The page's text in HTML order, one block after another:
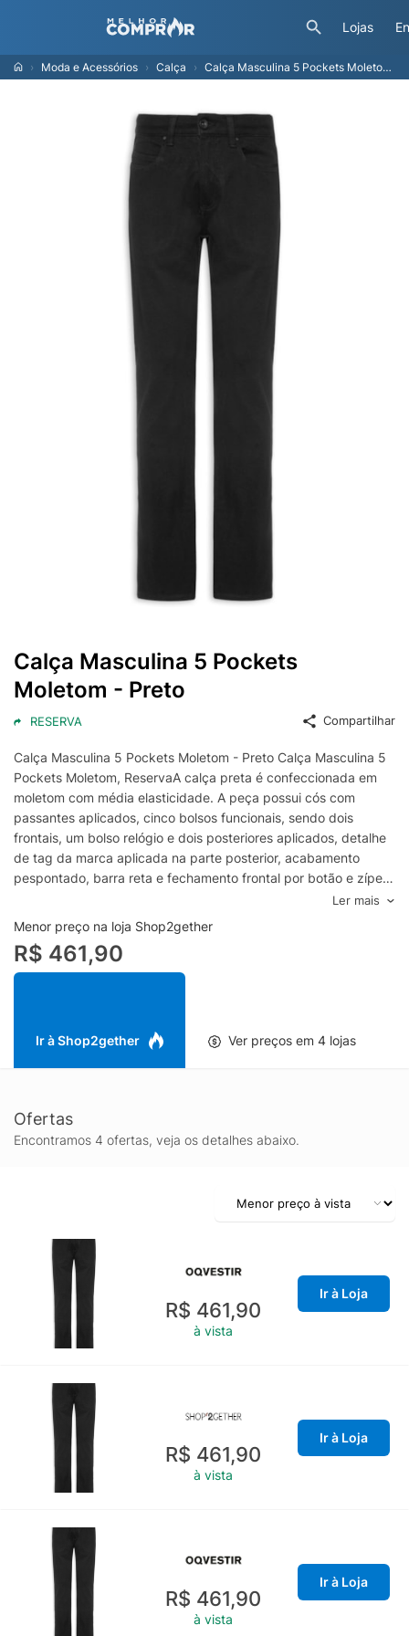
Lojas
Moda e Acessórios Calça Calça Masculina 5 Pockets Moletom - Preto
Calça Masculina 5 Pockets
Moletom - Preto
RESERVA Compartilhar
Calça Masculina 5 Pockets Moletom - Preto Calça Masculina 5
Pockets Moletom, ReservaA calça preta é confeccionada em
moletom com média elasticidade. A peça possui cós com
passantes aplicados, cinco bolsos funcionais, sendo dois
frontais, um bolso relógio e dois posteriores aplicados, detalhe
de tag da marca aplicada na parte posterior, acabamento
pespontado, barra reta e fechamento frontal por botão e zíper.-
Moletom- Média elasticidade- Cós com passantes- Fechamento
por botão e zíper- Modelo five pockets- Bolsos frontais e
posteriores- Barra retaEspecificações & Cuidados:Lavar à
máquinaComposição: 85% Algodão, 12% Poliéster, 3% Elastano/
Forro de bolso: 100% AlgodãoCor: PretoMarca: Reserva
Ler mais
Menor preço na loja Shop2gether
R$ 461,90
Ir à Shop2gether Ver preços em 4 lojas
Ofertas
Encontramos 4 ofertas, veja os detalhes abaixo.
R$ 461,90
à vista
Ir à Loja
R$ 461,90
à vista
Ir à Loja
R$ 461,90
à vista
Ir à Loja